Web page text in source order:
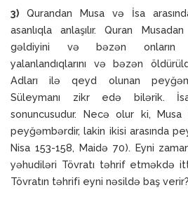
3) Qurandan Musa və İsa
asanlıqla anlaşılır. Quran
gəldiyini və bəzən onların
yalanlandıqlarını və bəzən
Adları ilə qeyd olunan
Süleymanı zikr edə bilərik.
sonuncusudur. Necə olur ki, Musa
peyğəmbərdir, lakin ikisi arasında
Nisa 153-158, Maidə 70). Eyni
yəhudiləri Tövratı təhrif etməkdə
Tövratın təhrifi eyni nəsildə baş verir?